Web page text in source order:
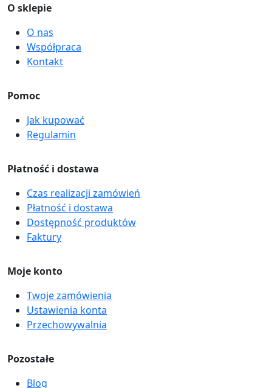
O sklepie
O nas
Współpraca
Kontakt
Pomoc
Jak kupować
Regulamin
Płatność i dostawa
Czas realizacji zamówień
Płatność i dostawa
Dostępność produktów
Faktury
Moje konto
Twoje zamówienia
Ustawienia konta
Przechowywalnia
Pozostałe
Blog